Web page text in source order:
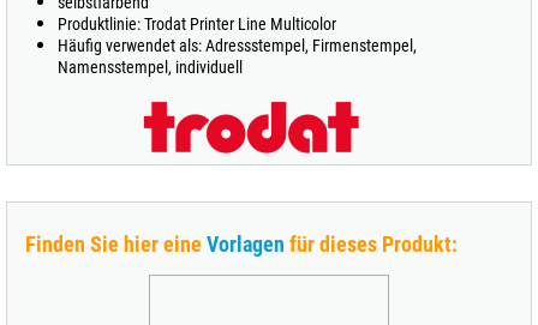
Produktlinie: Trodat Printer Line Multicolor
Häufig verwendet als: Adressstempel, Firmenstempel,
Namensstempel, individuell
Finden Sie hier eineVorlagen für dieses Produkt: